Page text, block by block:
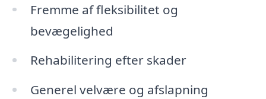
Fremme af fleksibilitet og
bevægelighed
Rehabilitering efter skader
Generel velvære og afslapning